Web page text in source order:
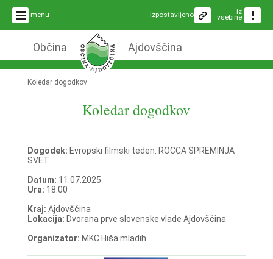
menu iz
vsebine
izpostavljeno
Občina Ajdovščina
Koledar dogodkov
Koledar dogodkov
Dogodek: Evropski filmski teden: ROCCA SPREMINJA
SVET
Datum: 11.07.2025
Ura: 18:00
Kraj: Ajdovščina
Lokacija: Dvorana prve slovenske vlade Ajdovščina
Organizator: MKC Hiša mladih